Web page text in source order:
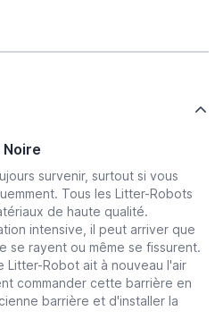
survenir, surtout si vous
Tous les Litter-Robots
de haute qualité.
intensive, il peut arriver que
se rayent ou même se fissurent.
Litter-Robot ait à nouveau l'air
commander cette barrière en
barrière et d'installer la